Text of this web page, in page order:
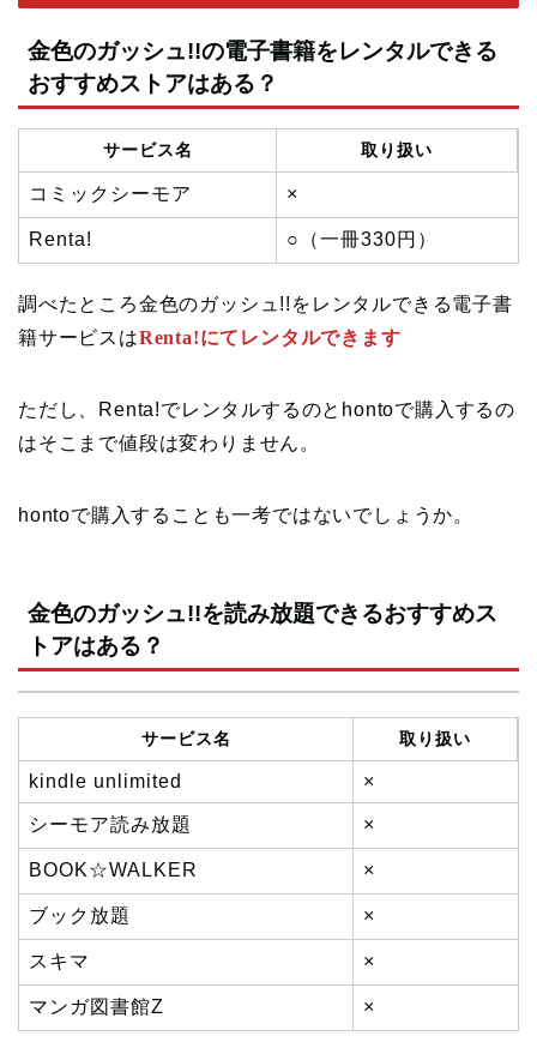
金色のガッシュ!!の電子書籍をレンタルできる
おすすめストアはある？
サービス名 取り扱い
コミックシーモア ×
Renta! ○（一冊330円）
調べたところ金色のガッシュ!!をレンタルできる電子書
籍サービスはRenta!にてレンタルできます
ただし、Renta!でレンタルするのとhontoで購入するの
はそこまで値段は変わりません。
hontoで購入することも一考ではないでしょうか。
金色のガッシュ!!を読み放題できるおすすめス
トアはある？
サービス名 取り扱い
kindle unlimited ×
シーモア読み放題 ×
BOOK☆WALKER ×
ブック放題 ×
スキマ ×
マンガ図書館Z ×